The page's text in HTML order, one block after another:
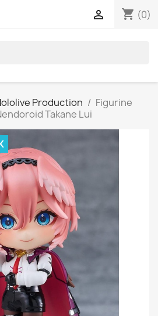
shopping_cart (0)

Production
Figurine
Takane Lui